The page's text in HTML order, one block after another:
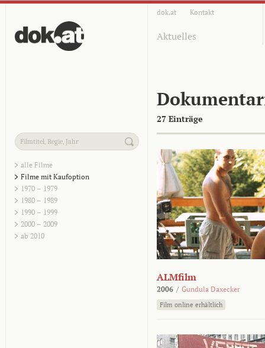
dok.at Kontakt
Aktuelles
27 Einträge
alle Filme
Filme mit Kaufoption
1970 – 1979
1980 – 1989
1990 – 1999
2000 – 2009
ab 2010
ALMfilm
2006 / Gundula Daxecker
Film online erhältlich